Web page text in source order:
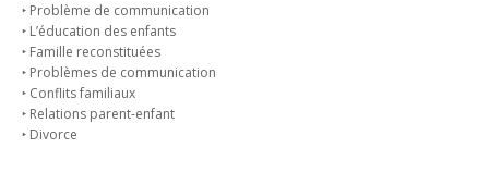
‣ Problème de communication
‣ L’éducation des enfants
‣ Famille reconstituées
‣ Problèmes de communication
‣ Conflits familiaux
‣ Relations parent-enfant
‣ Divorce